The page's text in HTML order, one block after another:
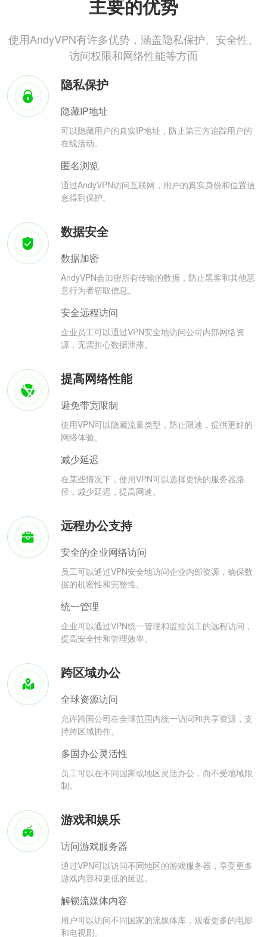
主要的优势
使用AndyVPN有许多优势，涵盖隐私保护、安全性、
访问权限和网络性能等方面
隐私保护
隐藏IP地址
可以隐藏用户的真实IP地址，防止第三方追踪用户的
在线活动。
匿名浏览
通过AndyVPN访问互联网，用户的真实身份和位置信
息得到保护。
数据安全
数据加密
AndyVPN会加密所有传输的数据，防止黑客和其他恶
意行为者窃取信息。
安全远程访问
企业员工可以通过VPN安全地访问公司内部网络资
源，无需担心数据泄露。
提高网络性能
避免带宽限制
使用VPN可以隐藏流量类型，防止限速，提供更好的
网络体验。
减少延迟
在某些情况下，使用VPN可以选择更快的服务器路
径，减少延迟，提高网速。
远程办公支持
安全的企业网络访问
员工可以通过VPN安全地访问企业内部资源，确保数
据的机密性和完整性。
统一管理
企业可以通过VPN统一管理和监控员工的远程访问，
提高安全性和管理效率。
跨区域办公
全球资源访问
允许跨国公司在全球范围内统一访问和共享资源，支
持跨区域协作。
多国办公灵活性
员工可以在不同国家或地区灵活办公，而不受地域限
制。
游戏和娱乐
访问游戏服务器
通过VPN可以访问不同地区的游戏服务器，享受更多
游戏内容和更低的延迟。
解锁流媒体内容
用户可以访问不同国家的流媒体库，观看更多的电影
和电视剧。